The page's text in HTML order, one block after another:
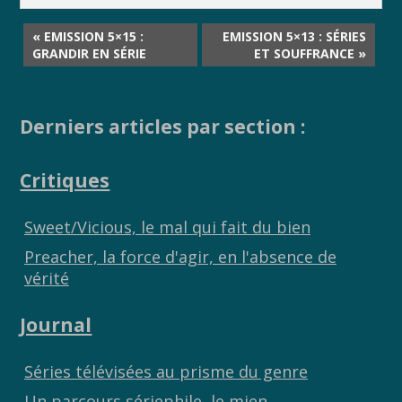
« EMISSION 5×15 :
GRANDIR EN SÉRIE
EMISSION 5×13 : SÉRIES
ET SOUFFRANCE »
Derniers articles par section :
Critiques
Sweet/Vicious, le mal qui fait du bien
Preacher, la force d'agir, en l'absence de
vérité
Journal
Séries télévisées au prisme du genre